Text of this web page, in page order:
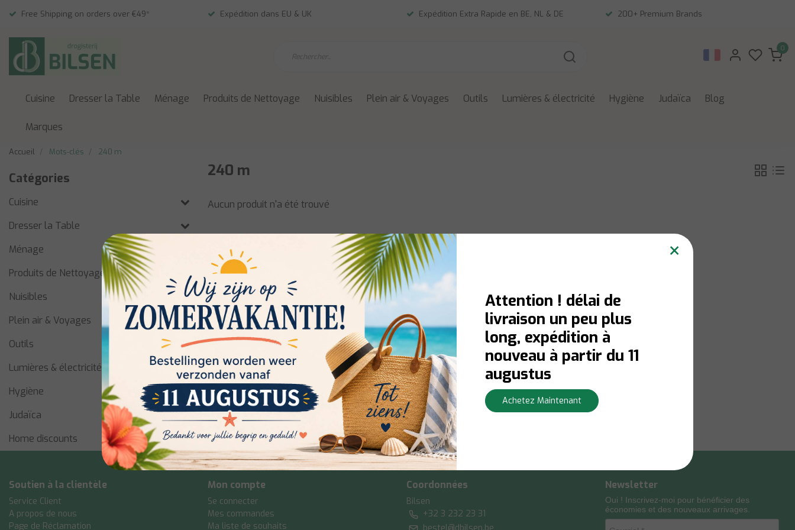
Free Shipping on orders over €49* Expédition dans EU & UK Expédition Extra Rapide en BE, NL & DE 200+ Premium Brands
0
Cuisine Dresser la Table Ménage Produits de Nettoyage Nuisibles Plein air & Voyages Outils Lumières & électricité Hygiène Judaïca Blog
Marques
Accueil Mots-clés 240 m
Catégories
Cuisine
Dresser la Table
Ménage
Produits de Nettoyage
Nuisibles
Plein air & Voyages
Outils
Lumières & électricité
Hygiène
Judaïca
Home discounts
240 m
Aucun produit n'a été trouvé
Soutien à la clientèle
Service Client
A propos de nous
Page de Réclamation
Mon compte
Se connecter
Mes commandes
Ma liste de souhaits
Coordonnées
Bilsen
+32 3 232 23 31
Newsletter
Oui ! Inscrivez-moi pour bénéficier des
économies et des nouveaux arrivages.
×
Attention ! délai de
livraison un peu plus
long, expédition à
nouveau à partir du 11
augustus
Achetez Maintenant